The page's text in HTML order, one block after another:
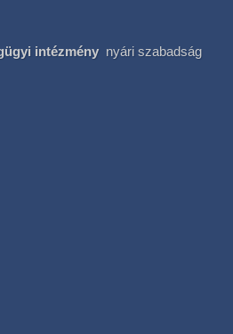
intézménynyári szabadság